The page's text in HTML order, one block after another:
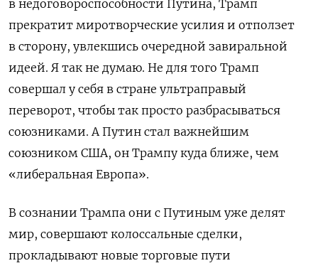
в недоговороспособности Путина, Трамп
прекратит миротворческие усилия и отползет
в сторону, увлекшись очередной завиральной
идеей. Я так не думаю. Не для того Трамп
совершал у себя в стране ультраправый
переворот, чтобы так просто разбрасываться
союзниками. А Путин стал важнейшим
союзником США, он Трампу куда ближе, чем
«либеральная Европа».
В сознании Трампа они с Путиным уже делят
мир, совершают колоссальные сделки,
прокладывают новые торговые пути